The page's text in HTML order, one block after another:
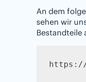
An dem
sehen wir
Bestandteile
https://